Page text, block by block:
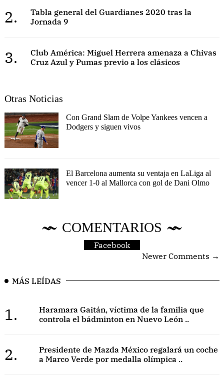
2.
Tabla general del Guardianes 2020 tras la
Jornada 9
3.
Club América: Miguel Herrera amenaza a Chivas
Cruz Azul y Pumas previo a los clásicos
Otras Noticias
Con Grand Slam de Volpe Yankees vencen a
Dodgers y siguen vivos
El Barcelona aumenta su ventaja en LaLiga al
vencer 1-0 al Mallorca con gol de Dani Olmo
COMENTARIOS
Facebook
Newer Comments →
MÁS LEÍDAS
1.
Haramara Gaitán, víctima de la familia que
controla el bádminton en Nuevo León ..
2.
Presidente de Mazda México regalará un coche
a Marco Verde por medalla olímpica ..